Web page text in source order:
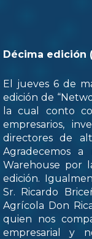
Décima edición
El jueves 6 de
edición de
la cual conto
empresarios,
directores de
Agradecemos
Warehouse por
edición.
Sr. Ricardo
Agrícola Don
quien nos
empresarial y